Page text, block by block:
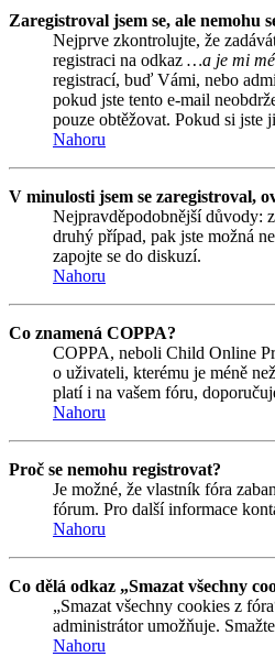
Zaregistroval jsem se, ale nemohu
Nejprve zkontrolujte, že
registraci na odkaz …a je mi
registrací, buď Vámi, nebo
pokud jste tento e-mail
pouze obtěžovat. Pokud si jste
Nahoru
V minulosti jsem se zaregistroval,
Nejpravděpodobnější důvody:
druhý případ, pak jste možná
zapojte se do diskuzí.
Nahoru
Co znamená COPPA?
COPPA, neboli Child Online
o uživateli, kterému je méně
platí i na vašem fóru,
Nahoru
Proč se nemohu registrovat?
Je možné, že vlastník fóra
fórum. Pro další informace
Nahoru
Co dělá odkaz „Smazat všechny
„Smazat všechny cookies z
administrátor umožňuje.
Nahoru